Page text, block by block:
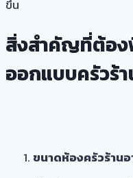
ขึ้น
สิ่งสำคัญที่ต้อง
ออกแบบครัวร้า
ขนาดห้องครัวร้านอ